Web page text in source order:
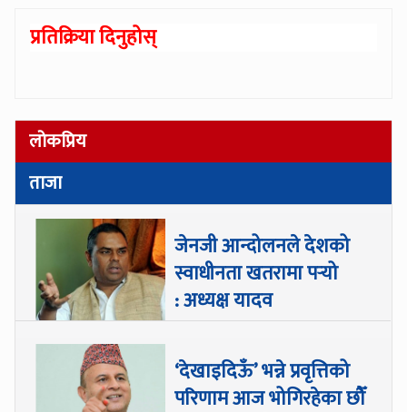
प्रतिक्रिया दिनुहोस्
लोकप्रिय
ताजा
जेनजी आन्दोलनले देशको
स्वाधीनता खतरामा पर्‍यो
: अध्यक्ष यादव
‘देखाइदिऊँ’ भन्ने प्रवृत्तिको
परिणाम आज भोगिरहेका छौँ